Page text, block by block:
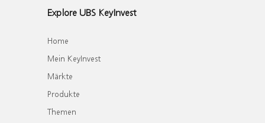
Explore UBS KeyInvest
Home
Mein KeyInvest
Märkte
Produkte
Themen